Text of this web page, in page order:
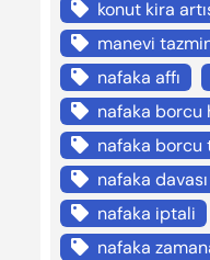
konut kira
manevi
nafaka affı
nafaka borcu
nafaka
nafaka davası
nafaka iptali
nafaka